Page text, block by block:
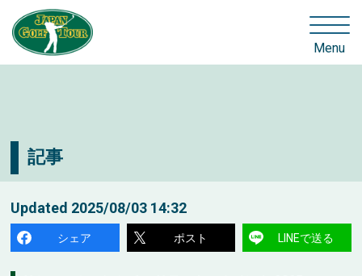
Menu
記事
Updated 2025/08/03 14:32
シェア ポスト LINEで送る